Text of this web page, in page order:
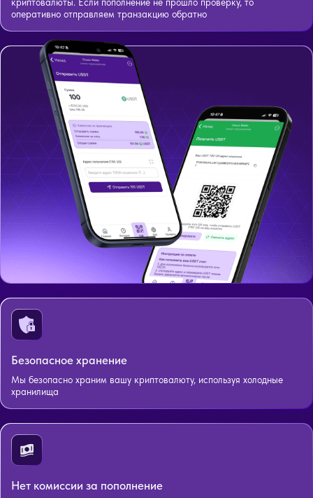
оперативно отправляем транзакцию обратно
Безопасное хранение
Мы безопасно храним вашу криптовалюту, используя холодные
хранилища
Нет комиссии за пополнение